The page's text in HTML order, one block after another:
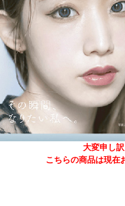
大変申し訳
こちらの商品は現在